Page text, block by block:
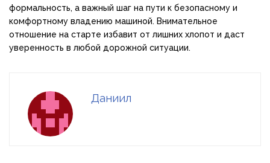
формальность, а важный шаг на пути к безопасному и
комфортному владению машиной. Внимательное
отношение на старте избавит от лишних хлопот и даст
уверенность в любой дорожной ситуации.
Даниил